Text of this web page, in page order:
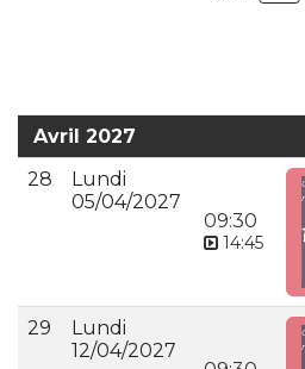
Avril 2027
28
Lundi
05/04/2027
09:30
14:45
29
Lundi
12/04/2027